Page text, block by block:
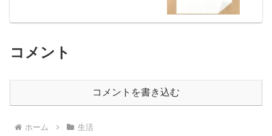
コメント
コメントを書き込む
ホーム 生活